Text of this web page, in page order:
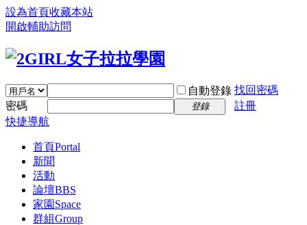
設為首頁收藏本站
開啟輔助訪問
自動登錄 找回密碼
密碼
登錄
註冊
快捷導航
首頁Portal
新聞
活動
論壇BBS
家園 Space
群組Group